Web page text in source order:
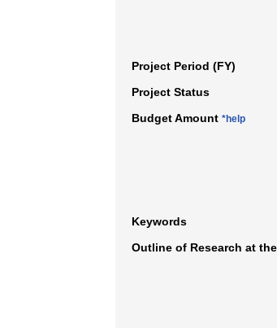
Project Period (FY)
Project Status
Budget Amount *help
Keywords
Outline of Research at